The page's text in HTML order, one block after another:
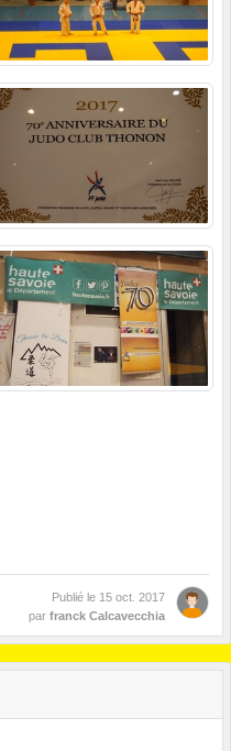
Publié le 15 oct. 2017
par franck Calcavecchia